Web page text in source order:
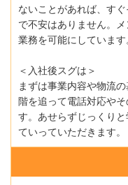
ないことがあれば、す
で不安はありません。
業務を可能にしています
＜入社後スグは＞
まずは事業内容や物流
階を追って電話対応や
す。あせらずじっくり
ていっていただきます。